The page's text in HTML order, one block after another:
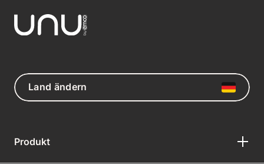
Land ändern
Produkt